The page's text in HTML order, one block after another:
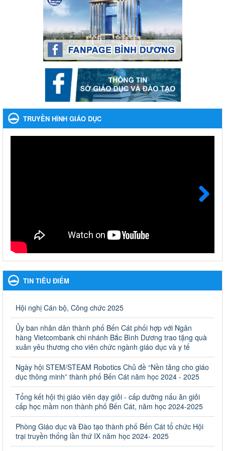
Ngày ban hành: 04/03/2024
Kế hoạch thực hiện Chỉ thị số 16/CT-TTg ngày 27/05/2023
của Thủ tướng Chính phủ về tăng cường phòng ngừa, đấu
tranh tội phạm, vi phạm pháp luật liên quan đến hoạt động
tổ chức đánh bạc và đánh bạc
Kế hoạch thực hiện Chỉ thị số 16/CT-TTg ngày 27/05/2023 của
Thủ tướng Chính phủ về tăng cường phòng ngừa, đấu tranh tội
phạm, vi phạm pháp luật liên quan đến hoạt động tổ chức đánh
bạc và đánh bạc
Ngày ban hành: 04/03/2024
Kế hoạch Tổ chức Hội trại truyền thống học sinh thị xã Bến
Phát động, triển khai Cuộc thi " An toàn giao thông cho nụ
cười ngày mai" dành cho học sinh và giáo viên trung học
Phát động, triển khai Cuộc thi " An toàn giao thông cho nụ cười
ngày mai" dành cho học sinh và giáo viên trung học năm học
Ngày ban hành: 22/11/2023
Nhắc nhỡ thực hiện thanh toán không dùng tiền mặt các
khoản thu trong nhà trường năm học 2023-2024 và các năm
tiếp theo
Nhắc nhỡ thực hiện thanh toán không dùng tiền mặt các khoản
thu trong nhà trường năm học 2023-2024 và các năm tiếp theo
Ngày ban hành: 27/09/2023
Hưởng ứng cuộc thi Tìm hiểu Luật Phòng, chống ma túy
Hưởng ứng cuộc thi Tìm hiểu Luật Phòng, chống ma túy
Ngày ban hành: 06/09/2023
Về việc thống kê, lập danh sách đề xuất học sinh nhận học
TRUYỀN HÌNH GIÁO DỤC
TIN TIÊU ĐIỂM
Hội nghị Cán bộ, Công chức 2025
Ủy ban nhân dân thành phố Bến Cát phối hợp với Ngân
hàng Vietcombank chi nhánh Bắc Bình Dương trao tặng quà
xuân yêu thương cho viên chức ngành giáo dục và y tế
Ngày hội STEM/STEAM Robotics Chủ đề “Nền tảng cho giáo
dục thông minh” thành phố Bến Cát năm học 2024 - 2025
Tổng kết hội thị giáo viên dạy giỏi - cấp dưỡng nấu ăn giỏi
cấp học mầm non thành phố Bến Cát, năm học 2024-2025
Phòng Giáo dục và Đào tạo thành phố Bến Cát tổ chức Hội
trại truyền thống lần thứ IX năm học 2024- 2025